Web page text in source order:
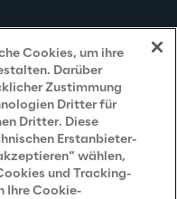
Cookies, um ihre
Darüber
Zustimmung
Dritter für
Dritter. Diese
Erstanbieter-
wählen,
und Tracking-
Ihre Cookie-